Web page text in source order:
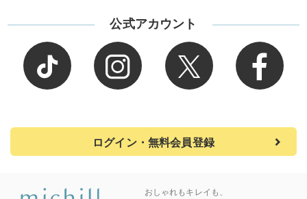
公式アカウント
ログイン・無料会員登録
おしゃれもキレイも、